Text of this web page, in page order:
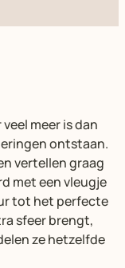
meer is dan
ontstaan.
vertellen graag
met een vleugje
tot het perfecte
sfeer brengt,
ze hetzelfde